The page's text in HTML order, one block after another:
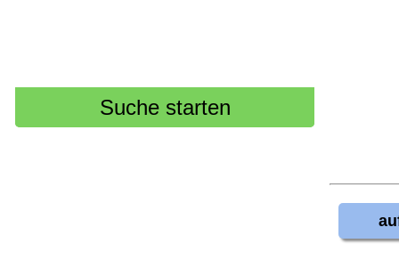
Über
(ab